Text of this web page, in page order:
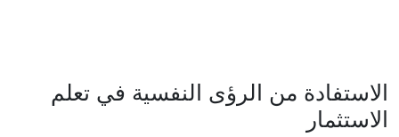
الاستفادة من الرؤى النفسية في تعلم
الاستثمار